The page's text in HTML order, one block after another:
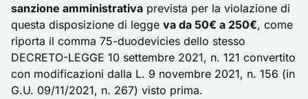
sanzione amministrativa prevista per la violazione di
questa disposizione di legge va da 50€ a 250€, come
riporta il comma 75-duodevicies dello stesso
DECRETO-LEGGE 10 settembre 2021, n. 121 convertito
con modificazioni dalla L. 9 novembre 2021, n. 156 (in
G.U. 09/11/2021, n. 267) visto prima.